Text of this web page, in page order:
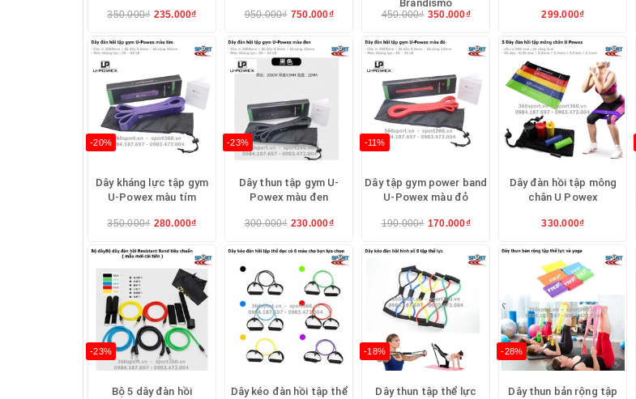
Tác dụng của Dây kéo đàn hồi tập thể lực
- Tập luyện thường xuyên với dây đàn hồi sẽ cung cấp kháng lực cả 2 bên
- Tăng cường sự linh hoạt hệ thống cơ bắp ở các bộ phận tập luyện
Các bài tập với Dây kéo đàn hồi tập thể lực
350.000₫ 235.000₫ 950.000₫ 750.000₫
Brandismo
450.000₫ 350.000₫ 299.000₫
-20%
Dây kháng lực tập gym
U-Powex màu tím
350.000₫ 280.000₫
-23%
Dây thun tập gym U-
Powex màu đen
300.000₫ 230.000₫
-11%
Dây tập gym power band
U-Powex màu đỏ
190.000₫ 170.000₫
Dây đàn hồi tập mông
chân U Powex
330.000₫
-23%
Bộ 5 dây đàn hồi
Dây kéo đàn hồi tập thể
-18%
Dây thun tập thể lực
-28%
Dây thun bản rộng tập